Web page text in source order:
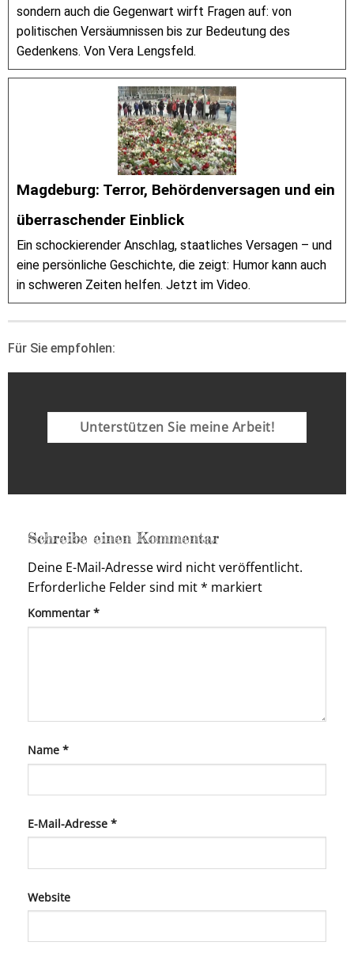
sondern auch die Gegenwart wirft Fragen auf: von
politischen Versäumnissen bis zur Bedeutung des
Gedenkens. Von Vera Lengsfeld.
Magdeburg: Terror, Behördenversagen und ein
überraschender Einblick
Ein schockierender Anschlag, staatliches Versagen – und
eine persönliche Geschichte, die zeigt: Humor kann auch
in schweren Zeiten helfen. Jetzt im Video.
Für Sie empfohlen:
Unterstützen Sie meine Arbeit!
Schreibe einen Kommentar
Deine E-Mail-Adresse wird nicht veröffentlicht.
Erforderliche Felder sind mit* markiert
Kommentar *
Name *
E-Mail-Adresse *
Website